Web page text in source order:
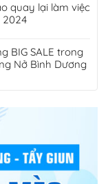
quay lại làm việc
2024
BIG SALE trong
Nở Bình Dương